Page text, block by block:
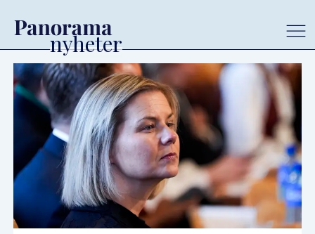
Tag:
guri
melby